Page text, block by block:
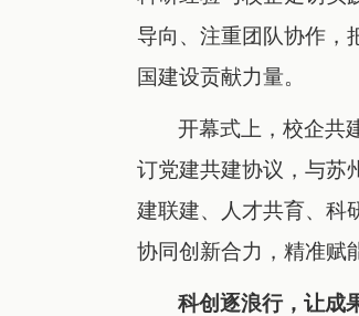
导向、注重团队协作，
国建设贡献力量。
开幕式上，校企共
订党建共建协议，与苏
建联建、人才共育、科
协同创新合力，精准赋
科创逐浪行，让成